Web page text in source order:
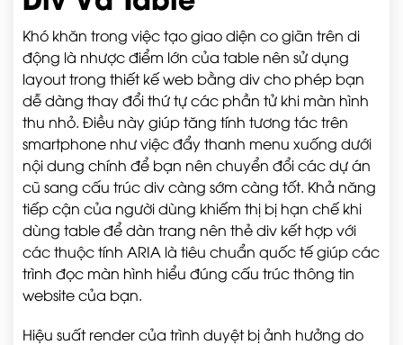
Khó khăn trong việc tạo giao diện co giãn trên di
động là nhược điểm lớn của table nên sử dụng
layout trong thiết kế web bằng div cho phép bạn
dễ dàng thay đổi thứ tự các phần tử khi màn hình
thu nhỏ. Điều này giúp tăng tính tương tác trên
smartphone như việc đẩy thanh menu xuống dưới
nội dung chính để bạn nên chuyển đổi các dự án
cũ sang cấu trúc div càng sớm càng tốt. Khả năng
tiếp cận của người dùng khiếm thị bị hạn chế khi
dùng table để dàn trang nên thẻ div kết hợp với
các thuộc tính ARIA là tiêu chuẩn quốc tế giúp các
trình đọc màn hình hiểu đúng cấu trúc thông tin
website của bạn.
Hiệu suất render của trình duyệt bị ảnh hưởng do